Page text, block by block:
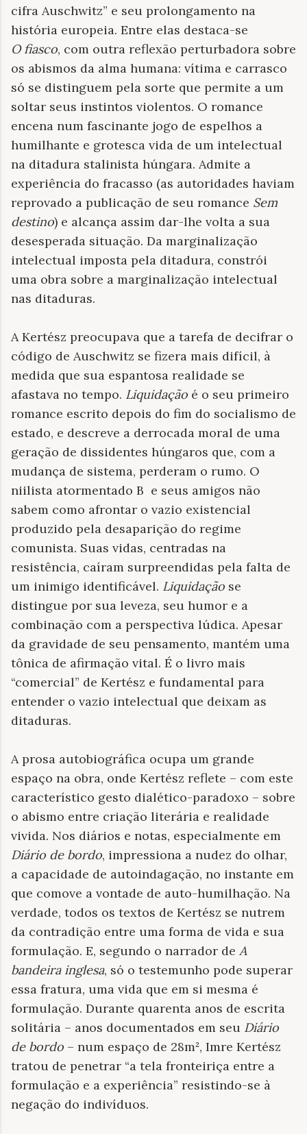
cifra Auschwitz” e seu prolongamento na
história europeia. Entre elas destaca-se
O fiasco, com outra reflexão perturbadora sobre
os abismos da alma humana: vítima e carrasco
só se distinguem pela sorte que permite a um
soltar seus instintos violentos. O romance
encena num fascinante jogo de espelhos a
humilhante e grotesca vida de um intelectual
na ditadura stalinista húngara. Admite a
experiência do fracasso (as autoridades haviam
reprovado a publicação de seu romance Sem
destino) e alcança assim dar-lhe volta a sua
desesperada situação. Da marginalização
intelectual imposta pela ditadura, constrói
uma obra sobre a marginalização intelectual
nas ditaduras.
A Kertész preocupava que a tarefa de decifrar o
código de Auschwitz se fizera mais difícil, à
medida que sua espantosa realidade se
afastava no tempo. Liquidação é o seu primeiro
romance escrito depois do fim do socialismo de
estado, e descreve a derrocada moral de uma
geração de dissidentes húngaros que, com a
mudança de sistema, perderam o rumo. O
niilista atormentado B e seus amigos não
sabem como afrontar o vazio existencial
produzido pela desaparição do regime
comunista. Suas vidas, centradas na
resistência, caíram surpreendidas pela falta de
um inimigo identificável. Liquidação se
distingue por sua leveza, seu humor e a
combinação com a perspectiva lúdica. Apesar
da gravidade de seu pensamento, mantém uma
tônica de afirmação vital. É o livro mais
“comercial” de Kertész e fundamental para
entender o vazio intelectual que deixam as
ditaduras.
A prosa autobiográfica ocupa um grande
espaço na obra, onde Kertész reflete – com este
característico gesto dialético-paradoxo – sobre
o abismo entre criação literária e realidade
vivida. Nos diários e notas, especialmente em
Diário de bordo, impressiona a nudez do olhar,
a capacidade de autoindagação, no instante em
que comove a vontade de auto-humilhação. Na
verdade, todos os textos de Kertész se nutrem
da contradição entre uma forma de vida e sua
formulação. E, segundo o narrador de A
bandeira inglesa, só o testemunho pode superar
essa fratura, uma vida que em si mesma é
formulação. Durante quarenta anos de escrita
solitária – anos documentados em seu Diário
de bordo – num espaço de 28m², Imre Kertész
tratou de penetrar “a tela fronteiriça entre a
formulação e a experiência” resistindo-se à
negação do indivíduos.